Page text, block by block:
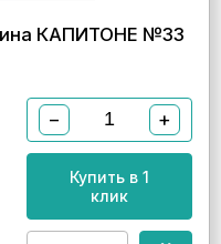
КАПИТОНЕ №33
− +
Купить в 1
клик